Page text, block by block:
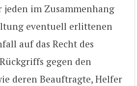
im Zusammenhang
eventuell erlittenen
auf das Recht des
gegen den
deren Beauftragte, Helfer